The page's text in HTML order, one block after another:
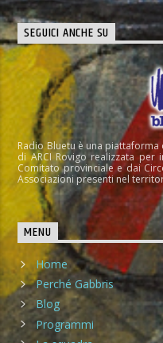
SEGUICI ANCHE SU
Radio Bluetu è una
di ARCI Rovigo realizzata
Comitato provinciale e dai
Associazioni presenti nel
MENU
Home
Perché Gabbris
Blog
Programmi